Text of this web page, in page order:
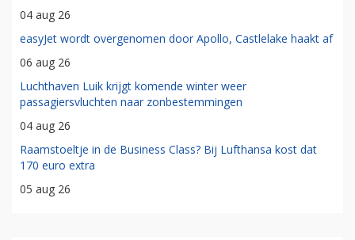
04 aug 26
easyJet wordt overgenomen door Apollo, Castlelake haakt af
06 aug 26
Luchthaven Luik krijgt komende winter weer
passagiersvluchten naar zonbestemmingen
04 aug 26
Raamstoeltje in de Business Class? Bij Lufthansa kost dat
170 euro extra
05 aug 26